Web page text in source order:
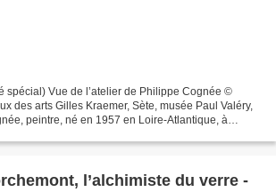
spécial) Vue de l’atelier de Philippe Cognée ©
des arts Gilles Kraemer, Sète, musée Paul Valéry,
peintre, né en 1957 en Loire-Atlantique, à
l’alchimiste du verre -